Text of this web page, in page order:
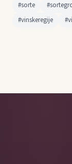
#sorte
#vinskeregije